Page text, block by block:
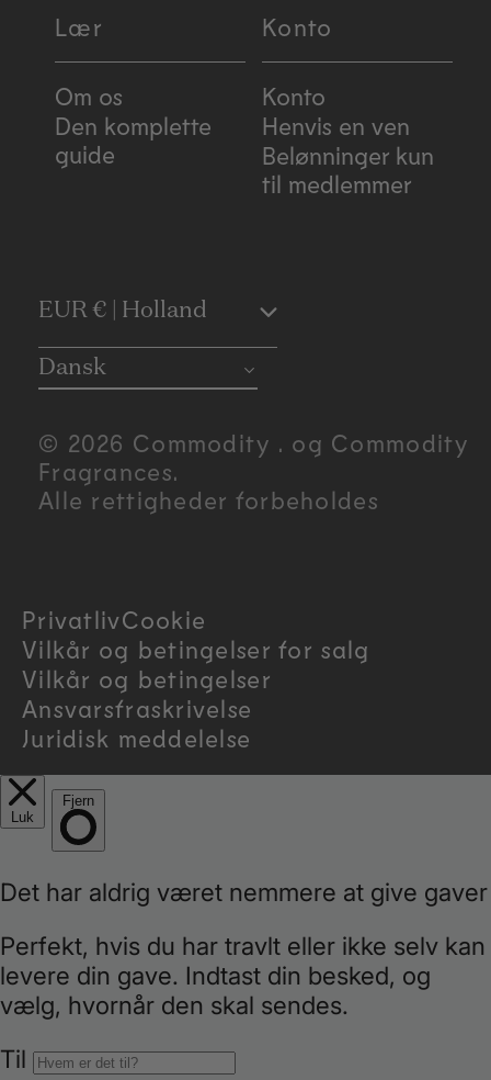
Lær
Om os
Den komplette
guide
Konto
Konto
Henvis en ven
Belønninger kun
til medlemmer
C
o
u
n
y
/
r
e
g
i
o
n
EUR € | Holland
Dansk
© 2026 Commodity . og Commodity
Fragrances.
Alle rettigheder forbeholdes
PrivatlivCookie
Vilkår og betingelser for salg
Vilkår og betingelser
Ansvarsfraskrivelse
Juridisk meddelelse